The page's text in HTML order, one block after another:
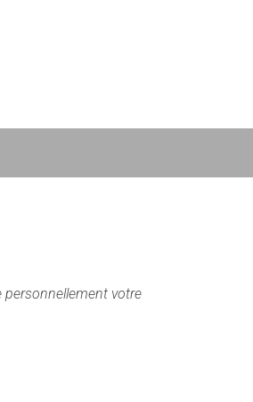
personnellement votre